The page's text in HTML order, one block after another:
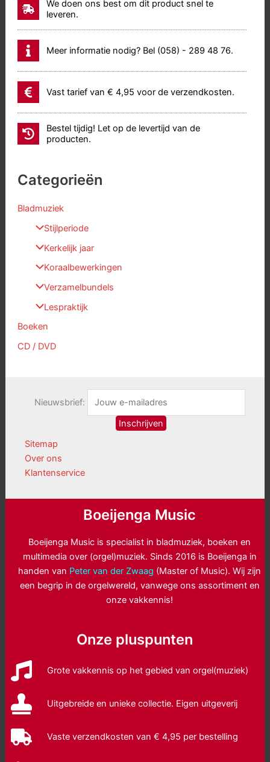
We doen ons best om dit product snel te
leveren.
Meer informatie nodig? Bel (058) - 289 48 76.
Vast tarief van € 4,95 voor de verzendkosten.
Bestel tijdig! Let op de levertijd van de
producten.
Categorieën
Bladmuziek
Stijlperiode
Kerkelijk jaar
Koraalbewerkingen
Verzamelbundels
Lespraktijk
Boeken
CD / DVD
Nieuwsbrief:
Sitemap
Over ons
Klantenservice
Boeijenga Music
Boeijenga Music is specialist in bladmuziek, boeken en
multimedia over (orgel)muziek. Sinds 2016 is Boeijenga in
handen van Peter van der Zwaag (Master of Music). Wij zijn
een begrip in de orgelwereld, vanwege ons assortiment en
onze vakkennis!
Onze pluspunten
Grote vakkennis op het gebied van orgel(muziek)
Uitgebreide en unieke collectie. Eigen uitgeverij
Vaste verzendkosten van € 4,95 per bestelling